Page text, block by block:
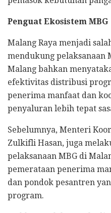
Penguat Ekosistem MBG
Malang Raya menjadi
mendukung pelaksanaan
Malang bahkan
efektivitas distribusi
penerima manfaat dan
penyaluran lebih tepat
Sebelumnya, Menteri
Zulkifli Hasan, juga
pelaksanaan MBG di
pemerataan penerima
dan pondok pesantren
program.